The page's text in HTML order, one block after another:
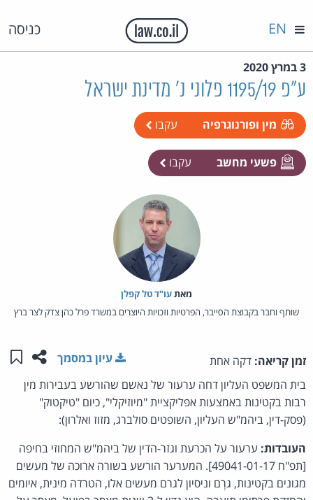
כניסה EN
3 במרץ 2020
ע"פ 1195/19 פלוני נ' מדינת ישראל
מין ופורנוגרפיה עקבו
פשעי מחשב עקבו
מאת‏עו"ד טל קפלן
שותף וחבר בקבוצת הסייבר, הפרטיות וזכויות היוצרים במשרד פרל כהן צדק לצר ברץ
זמן קריאה: דקה אחת שתפו
עיון במסמך
בית המשפט העליון דחה ערעור של נאשם שהורשע בעבירות מין
רבות בקטינות באמצעות אפליקציית "מיוזיקלי", כיום "טיקטוק"
(פסק-דין, ביהמ"ש העליון, השופטים סולברג, מזוז ואלרון):
העובדות: ערעור על הכרעת וגזר-הדין של ביהמ"ש המחוזי בחיפה
[תפ"ח 49041-01-17]. המערער הורשע בשורה ארוכה של מעשים
מגונים בקטינות, גרְם וניסיון לגרם מעשים אלו, הטרדה מינית, איומים